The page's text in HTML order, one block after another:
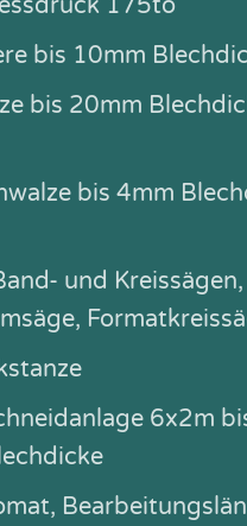
175to
bis 10mm
bis 20mm
bis 4mm
und Kreissägen,
6x2m